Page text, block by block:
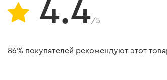
4.4/5
86% покупателей рекомендуют этот